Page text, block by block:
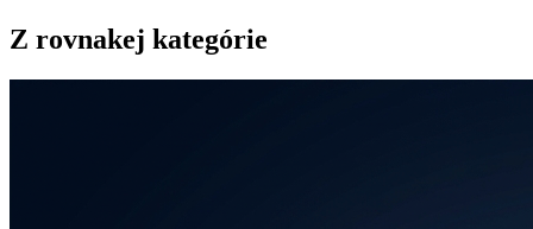
Z rovnakej kategórie